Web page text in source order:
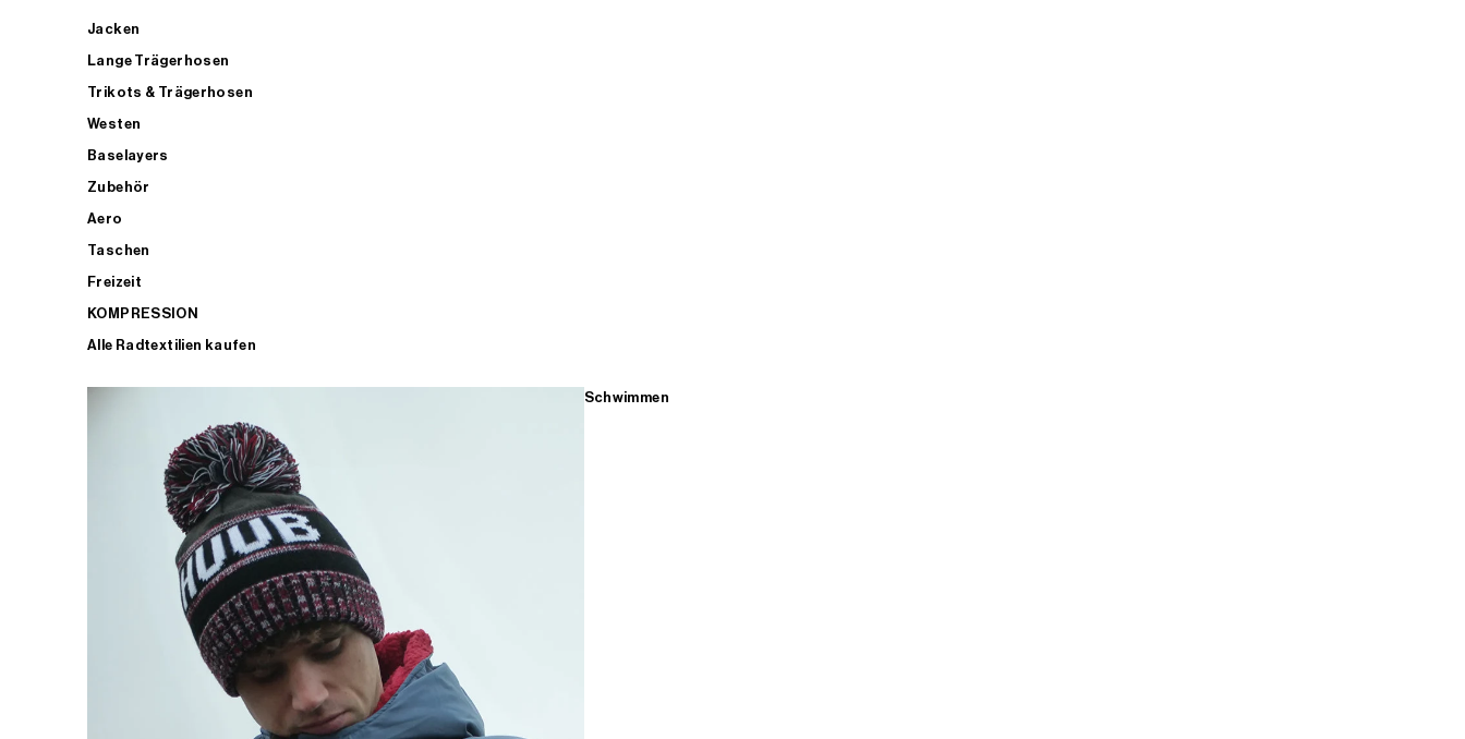
Jacken
Lange Trägerhosen
Trikots & Trägerhosen
Westen
Baselayers
Zubehör
Aero
Taschen
Freizeit
KOMPRESSION
Alle Radtextilien kaufen
Schwimmen